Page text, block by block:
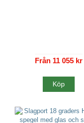
Från 11 055 kr
Köp